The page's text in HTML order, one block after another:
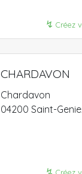
↯ Créez
CHARDAVON
Chardavon
04200 Saint-
↯